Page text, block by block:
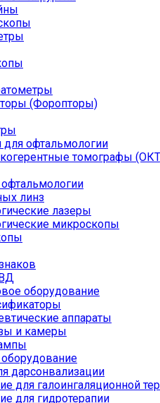
(Форопторы)
офтальмологии
томографы
линз
лазеры
микроскопы
оборудование
аппараты
и камеры
дарсонвализации
для галоингаляционной
для гидротерапии